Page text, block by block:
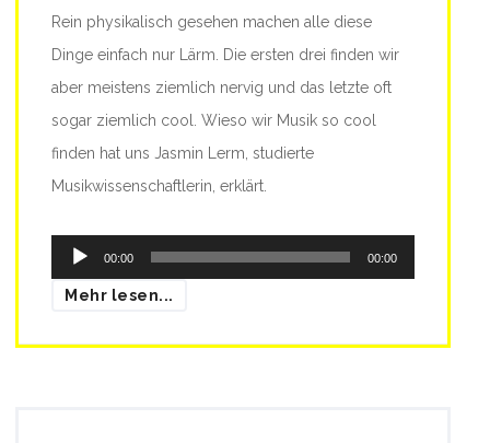
Rein physikalisch gesehen machen alle diese
Dinge einfach nur Lärm. Die ersten drei finden wir
aber meistens ziemlich nervig und das letzte oft
sogar ziemlich cool. Wieso wir Musik so cool
finden hat uns Jasmin Lerm, studierte
Musikwissenschaftlerin, erklärt.
Audio-
Player
00:00 00:00
Mehr lesen...